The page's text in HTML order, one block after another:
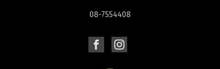
08-7554408